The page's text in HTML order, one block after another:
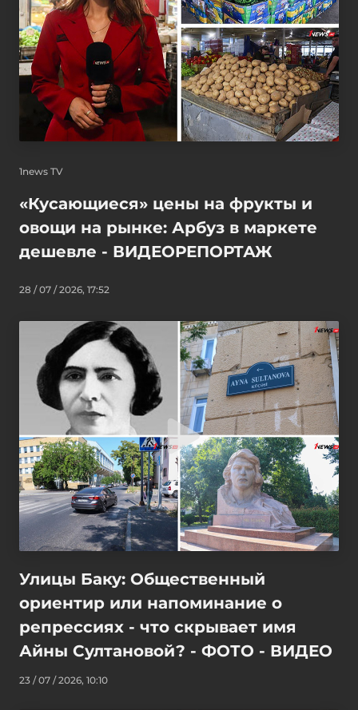
1news TV
«Кусающиеся» цены на фрукты и
овощи на рынке: Арбуз в маркете
дешевле - ВИДЕОРЕПОРТАЖ
28 / 07 / 2026, 17:52
Улицы Баку: Общественный
ориентир или напоминание о
репрессиях - что скрывает имя
Айны Султановой? - ФОТО - ВИДЕО
23 / 07 / 2026, 10:10